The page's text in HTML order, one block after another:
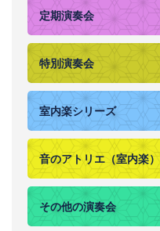
定期演奏会
特別演奏会
室内楽シリーズ
音のアトリエ（室内楽）
その他の演奏会